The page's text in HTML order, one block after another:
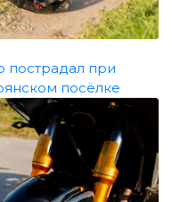
пострадал при
посёлке